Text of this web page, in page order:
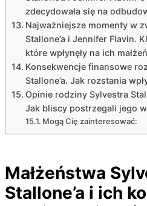
zdecydowała się na
Najważniejsze momenty w
Stallone’a i Jennifer Flavin.
które wpłynęły na ich
Konsekwencje finansowe
Stallone’a. Jak rozstania
Opinie rodziny Sylvestra
Jak bliscy postrzegali jego
Mogą Cię zainteresować:
Małżeństwa
Stallone’a i ich